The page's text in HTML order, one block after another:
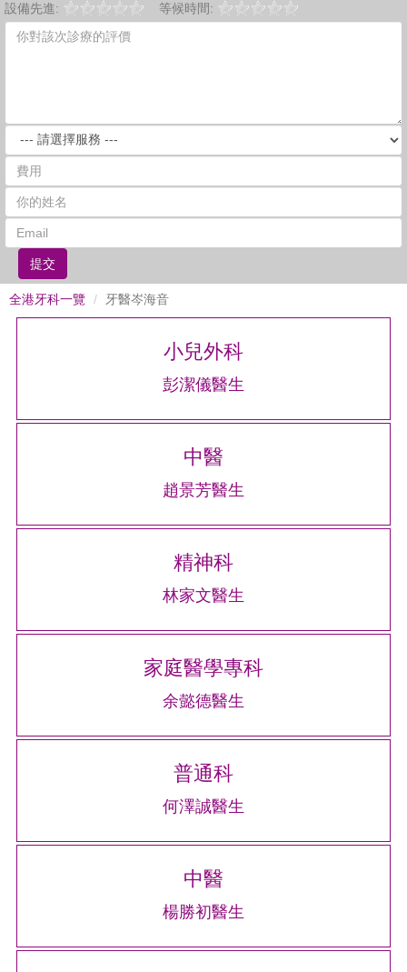
設備先進:
等候時間:
提交
全港牙科一覽 牙醫岑海音
小兒外科
彭潔儀醫生
中醫
趙景芳醫生
精神科
林家文醫生
家庭醫學專科
余懿德醫生
普通科
何澤誠醫生
中醫
楊勝初醫生